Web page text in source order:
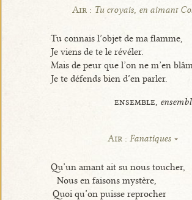
Air : Tu croyais, en aimant
Tu connais l’objet de ma flamme,
Je viens de te le révéler.
Mais de peur que l’on ne m’en
Je te défends bien d’en parler.
ensemble,
Air :Fanatiques
Qu’un amant ait su nous toucher,
Nous en faisons mystère,
Quoi qu’on puisse reprocher